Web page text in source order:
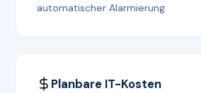
automatischer Alarmierung.
Planbare IT-Kosten